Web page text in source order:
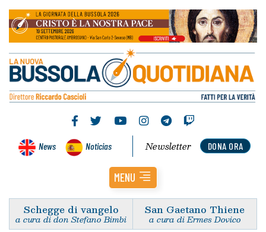
News Noticias DONA ORA
Newsletter
MENU
Schegge di vangelo
a cura di don Stefano Bimbi
San Gaetano Thiene
a cura di Ermes Dovico